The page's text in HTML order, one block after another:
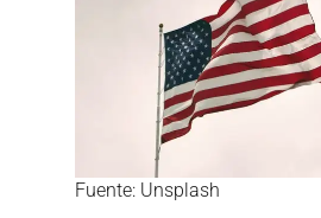
Fuente: Unsplash